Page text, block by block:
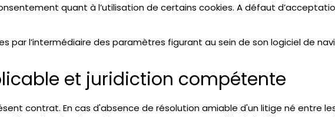
quant à l’utilisation de certains cookies. A défaut
par l’intermédiaire des paramètres figurant au sein de son logiciel de
et juridiction compétente
contrat. En cas d'absence de résolution amiable d'un litige né entre